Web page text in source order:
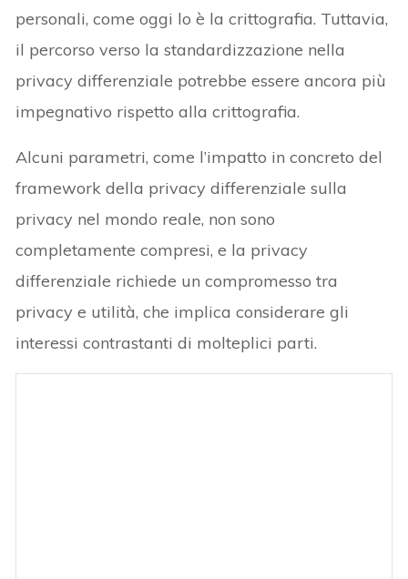
personali, come oggi lo è la crittografia. Tuttavia,
il percorso verso la standardizzazione nella
privacy differenziale potrebbe essere ancora più
impegnativo rispetto alla crittografia.
Alcuni parametri, come l’impatto in concreto del
framework della privacy differenziale sulla
privacy nel mondo reale, non sono
completamente compresi, e la privacy
differenziale richiede un compromesso tra
privacy e utilità, che implica considerare gli
interessi contrastanti di molteplici parti.